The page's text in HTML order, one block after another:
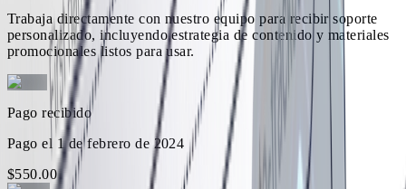
Trabaja directamente con nuestro equipo para recibir soporte
personalizado, incluyendo estrategia de contenido y materiales
promocionales listos para usar.
Pago recibido
Pago el 1 de febrero de 2024
$550.00